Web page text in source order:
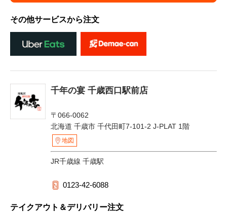
その他サービスから注文
千年の宴 千歳西口駅前店
〒066-0062
北海道 千歳市 千代田町7-101-2 J-PLAT 1階
地図
JR千歳線 千歳駅
0123-42-6088
テイクアウト＆デリバリー注文